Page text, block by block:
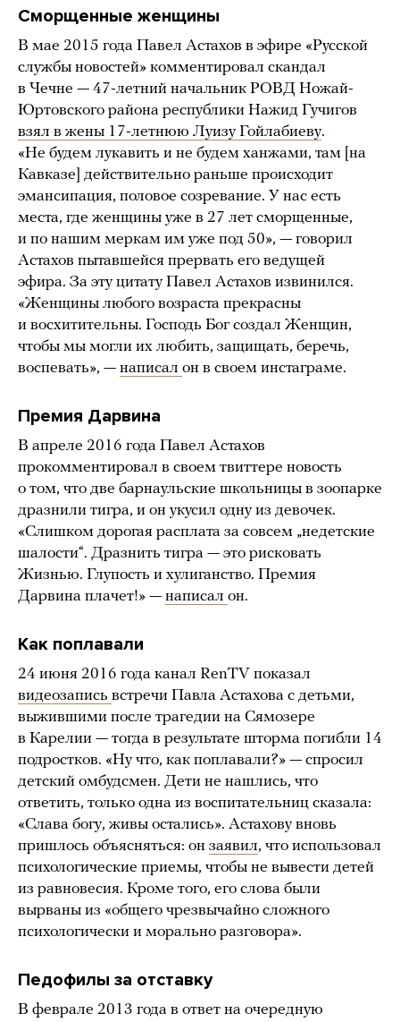
Сморщенные женщины
В мае 2015 года Павел Астахов в эфире «Русской
службы новостей» комментировал скандал
в Чечне — 47-летний начальник РОВД Ножай-
Юртовского района республики Нажид Гучигов
взял в жены 17-летнюю Луизу Гойлабиеву.
«Не будем лукавить и не будем ханжами, там [на
Кавказе] действительно раньше происходит
эмансипация, половое созревание. У нас есть
места, где женщины уже в 27 лет сморщенные,
и по нашим меркам им уже под 50», — говорил
Астахов пытавшейся прервать его ведущей
эфира. За эту цитату Павел Астахов извинился.
«Женщины любого возраста прекрасны
и восхитительны. Господь Бог создал Женщин,
чтобы мы могли их любить, защищать, беречь,
воспевать», — написал он в своем инстаграме.
Премия Дарвина
В апреле 2016 года Павел Астахов
прокомментировал в своем твиттере новость
о том, что две барнаульские школьницы в зоопарке
дразнили тигра, и он укусил одну из девочек.
«Слишком дорогая расплата за совсем „недетские
шалости“. Дразнить тигра — это рисковать
Жизнью. Глупость и хулиганство. Премия
Дарвина плачет!» — написал он.
Как поплавали
24 июня 2016 года канал RenTV показал
видеозапись встречи Павла Астахова с детьми,
выжившими после трагедии на Сямозере
в Карелии — тогда в результате шторма погибли 14
подростков. «Ну что, как поплавали?» — спросил
детский омбудсмен. Дети не нашлись, что
ответить, только одна из воспитательниц сказала:
«Слава богу, живы остались». Астахову вновь
пришлось объясняться: он заявил, что использовал
психологические приемы, чтобы не вывести детей
из равновесия. Кроме того, его слова были
вырваны из «общего чрезвычайно сложного
психологически и морально разговора».
Педофилы за отставку
В феврале 2013 года в ответ на очередную